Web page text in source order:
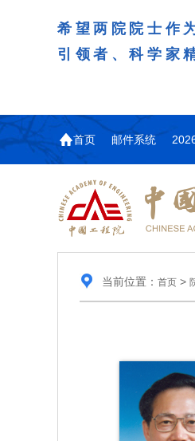
希望两院院士作
引领者、科学家
首页 邮件系统
当前位置： 首页>